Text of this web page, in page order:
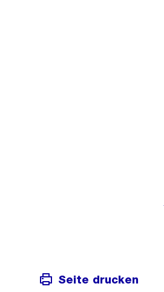
Seite drucken